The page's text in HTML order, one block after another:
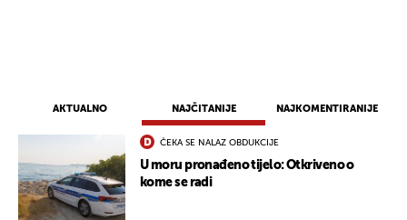
AKTUALNO NAJČITANIJE NAJKOMENTIRANIJE
ČEKA SE NALAZ OBDUKCIJE
U moru pronađeno tijelo: Otkriveno o
kome se radi